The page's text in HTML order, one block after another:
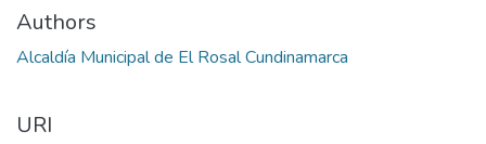
Authors
Alcaldía Municipal de El Rosal Cundinamarca
URI